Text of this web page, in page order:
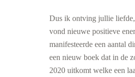
Dus ik ontving jullie
vond nieuwe positieve
manifesteerde een aantal
een nieuw boek dat in de
2020 uitkomt welke een